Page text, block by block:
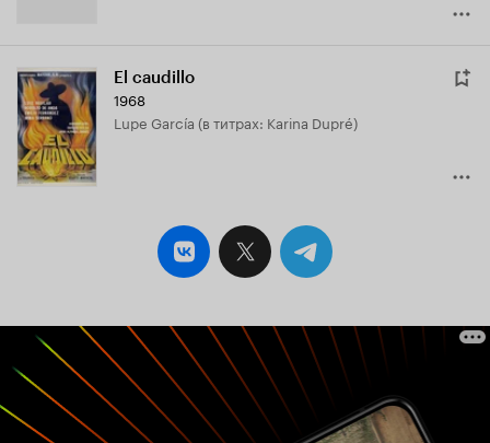
El caudillo
1968
Lupe García (в титрах: Karina Dupré)